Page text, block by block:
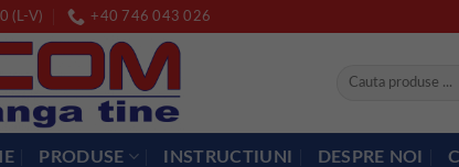
(L-V) +40 746 043 026
Caută
PRODUSE INSTRUCTIUNI DESPRE NOI